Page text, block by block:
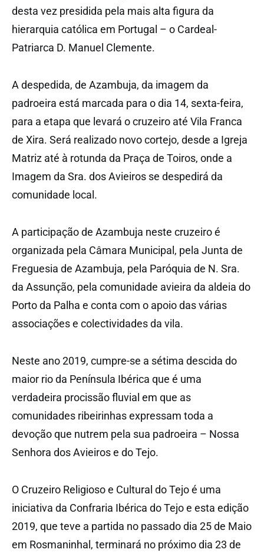
desta vez presidida pela mais alta figura da
hierarquia católica em Portugal – o Cardeal-
Patriarca D. Manuel Clemente.
A despedida, de Azambuja, da imagem da
padroeira está marcada para o dia 14, sexta-feira,
para a etapa que levará o cruzeiro até Vila Franca
de Xira. Será realizado novo cortejo, desde a Igreja
Matriz até à rotunda da Praça de Toiros, onde a
Imagem da Sra. dos Avieiros se despedirá da
comunidade local.
A participação de Azambuja neste cruzeiro é
organizada pela Câmara Municipal, pela Junta de
Freguesia de Azambuja, pela Paróquia de N. Sra.
da Assunção, pela comunidade avieira da aldeia do
Porto da Palha e conta com o apoio das várias
associações e colectividades da vila.
Neste ano 2019, cumpre-se a sétima descida do
maior rio da Península Ibérica que é uma
verdadeira procissão fluvial em que as
comunidades ribeirinhas expressam toda a
devoção que nutrem pela sua padroeira – Nossa
Senhora dos Avieiros e do Tejo.
O Cruzeiro Religioso e Cultural do Tejo é uma
iniciativa da Confraria Ibérica do Tejo e esta edição
2019, que teve a partida no passado dia 25 de Maio
em Rosmaninhal, terminará no próximo dia 23 de